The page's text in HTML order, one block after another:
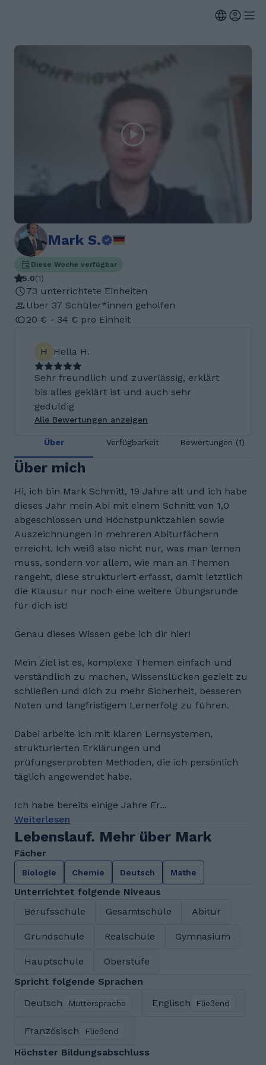
Mark S.
Diese Woche verfügbar
5.0(1)
73 unterrichtete Einheiten
Uber 37 Schüler*innen geholfen
20 € - 34 € pro Einheit
H Hella H.
Sehr freundlich und zuverlässig, erklärt
bis alles geklärt ist und auch sehr
geduldig
Alle Bewertungen anzeigen
Über Verfügbarkeit Bewertungen (1)
Über mich
Hi, ich bin Mark Schmitt, 19 Jahre alt und ich habe
dieses Jahr mein Abi mit einem Schnitt von 1,0
abgeschlossen und Höchstpunktzahlen sowie
Auszeichnungen in mehreren Abiturfächern
erreicht. Ich weiß also nicht nur, was man lernen
muss, sondern vor allem, wie man an Themen
rangeht, diese strukturiert erfasst, damit letztlich
die Klausur nur noch eine weitere Übungsrunde
für dich ist!
Genau dieses Wissen gebe ich dir hier!
Mein Ziel ist es, komplexe Themen einfach und
verständlich zu machen, Wissenslücken gezielt zu
schließen und dich zu mehr Sicherheit, besseren
Noten und langfristigem Lernerfolg zu führen.
Dabei arbeite ich mit klaren Lernsystemen,
strukturierten Erklärungen und
prüfungserprobten Methoden, die ich persönlich
täglich angewendet habe.
Ich habe bereits einige Jahre Er...
Weiterlesen
Lebenslauf. Mehr über Mark
Fächer
Biologie Chemie Deutsch Mathe
Unterrichtet folgende Niveaus
Berufsschule
Gesamtschule Abitur
Grundschule Realschule Gymnasium
Hauptschule
Oberstufe
Spricht folgende Sprachen
Deutsch
Muttersprache Englisch Fließend
Französisch Fließend
Höchster Bildungsabschluss